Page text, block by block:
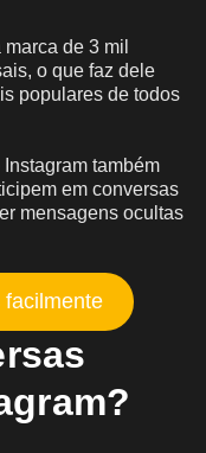
de 3 mil
o que faz dele
populares de todos
também
em conversas
mensagens ocultas
facilmente